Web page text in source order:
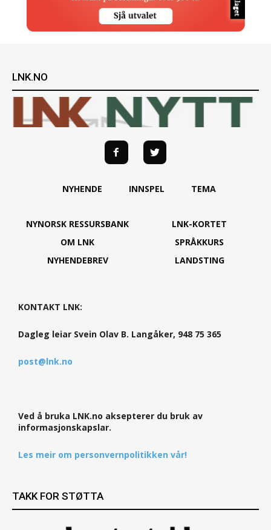
LNK.NO
NYHENDE INNSPEL TEMA
NYNORSK RESSURSBANK
OM LNK
NYHENDEBREV
LNK-KORTET
SPRÅKKURS
LANDSTING
KONTAKT LNK:
Dagleg leiar Svein Olav B. Langåker, 948 75 365
post@lnk.no
Ved å bruka LNK.no aksepterer du bruk av
informasjonskapslar.
Les meir om personvernpolitikken vår!
TAKK FOR STØTTA